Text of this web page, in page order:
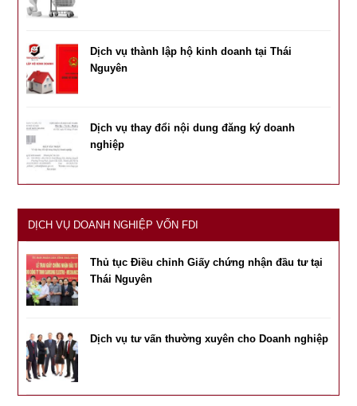
Dịch vụ thành lập hộ kinh doanh tại Thái
Nguyên
Dịch vụ thay đổi nội dung đăng ký doanh
nghiệp
DỊCH VỤ DOANH NGHIỆP VỐN FDI
Thủ tục Điều chỉnh Giấy chứng nhận đầu tư tại
Thái Nguyên
Dịch vụ tư vấn thường xuyên cho Doanh nghiệp